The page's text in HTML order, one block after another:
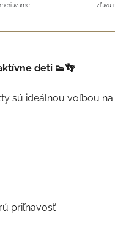
zľavu
deti 👟👣
sú ideálnou voľbou
priľnavosť